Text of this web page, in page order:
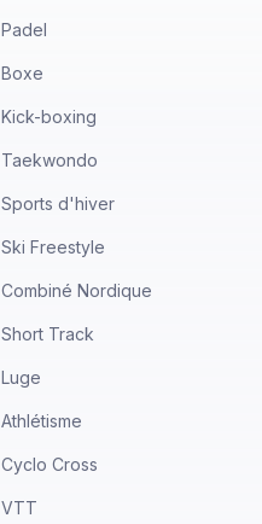
Padel
Boxe
Kick-boxing
Taekwondo
Sports d'hiver
Ski Freestyle
Combiné Nordique
Short Track
Luge
Athlétisme
Cyclo Cross
VTT